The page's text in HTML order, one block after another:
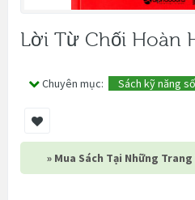
Lời Từ Chối Hoàn
Chuyên mục: Sách kỹ năng
» Mua Sách Tại Những